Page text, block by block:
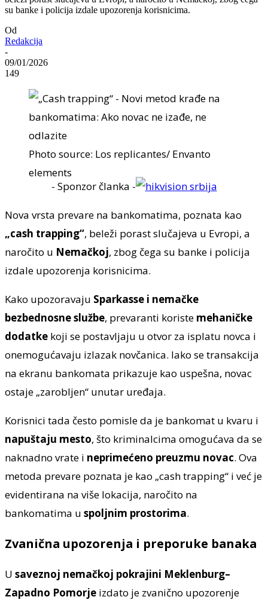
su banke i policija izdale upozorenja korisnicima.
Od
Redakcija
-
09/01/2026
149
Photo source: Los replicantes/ Envanto
elements
- Sponzor članka -
Nova vrsta prevare na bankomatima, poznata kao
„cash trapping“, beleži porast slučajeva u Evropi, a
naročito u Nemačkoj, zbog čega su banke i policija
izdale upozorenja korisnicima.
Kako upozoravaju Sparkasse i nemačke
bezbednosne službe, prevaranti koriste mehaničke
dodatke koji se postavljaju u otvor za isplatu novca i
onemogućavaju izlazak novčanica. Iako se transakcija
na ekranu bankomata prikazuje kao uspešna, novac
ostaje „zarobljen“ unutar uređaja.
Korisnici tada često pomisle da je bankomat u kvaru i
napuštaju mesto, što kriminalcima omogućava da se
naknadno vrate i neprimećeno preuzmu novac. Ova
metoda prevare poznata je kao „cash trapping“ i već je
evidentirana na više lokacija, naročito na
bankomatima u spoljnim prostorima.
Zvanična upozorenja i preporuke banaka
U saveznoj nemačkoj pokrajini Meklenburg–
Zapadno Pomorje izdato je zvanično upozorenje